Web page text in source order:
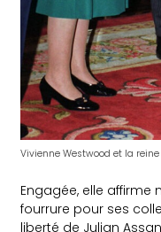
Vivienne Westwood et la
Engagée, elle affirme
fourrure pour ses
liberté de Julian